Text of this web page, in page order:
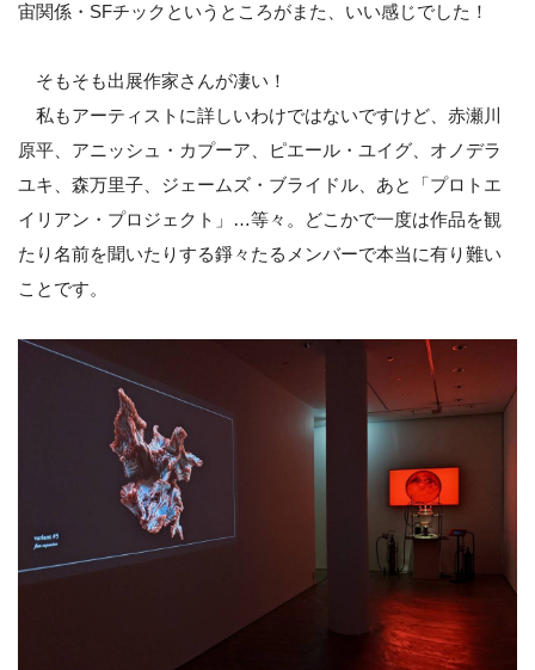
宙関係・SFチックというところがまた、いい感じでした！
そもそも出展作家さんが凄い！
私もアーティストに詳しいわけではないですけど、赤瀬川
原平、アニッシュ・カプーア、ピエール・ユイグ、オノデラ
ユキ、森万里子、ジェームズ・ブライドル、あと「プロトエ
イリアン・プロジェクト」…等々。どこかで一度は作品を観
たり名前を聞いたりする錚々たるメンバーで本当に有り難い
ことです。